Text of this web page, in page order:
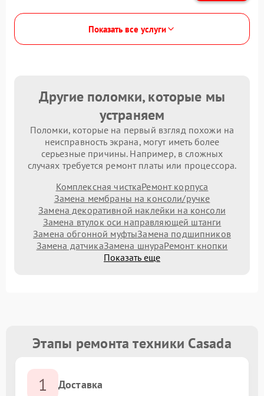
Показать все услуги
Другие поломки, которые мы
устраняем
Поломки, которые на первый взгляд похожи на
неисправность экрана, могут иметь более
серьезные причины. Например, в сложных
случаях требуется ремонт платы или процессора.
Комплексная чисткаРемонт корпуса
Замена мембраны на консоли/ручке
Замена декоративной наклейки на консоли
Замена втулок оси направляющей штанги
Замена обгонной муфтыЗамена подшипников
Замена датчикаЗамена шнураРемонт кнопки
Показать еще
Этапы ремонта техники Casada
1 Доставка